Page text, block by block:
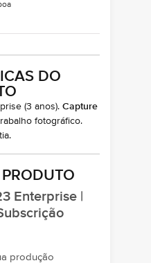
DO
(3 anos). Capture
fotográfico.
Enterprise |
produção